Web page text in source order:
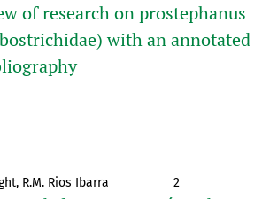
of research on prostephanus
with an annotated
R.M. Rios Ibarra 2